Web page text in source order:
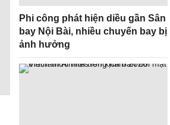
Phi công phát hiện diều gần Sân
bay Nội Bài, nhiều chuyến bay bị
ảnh hưởng